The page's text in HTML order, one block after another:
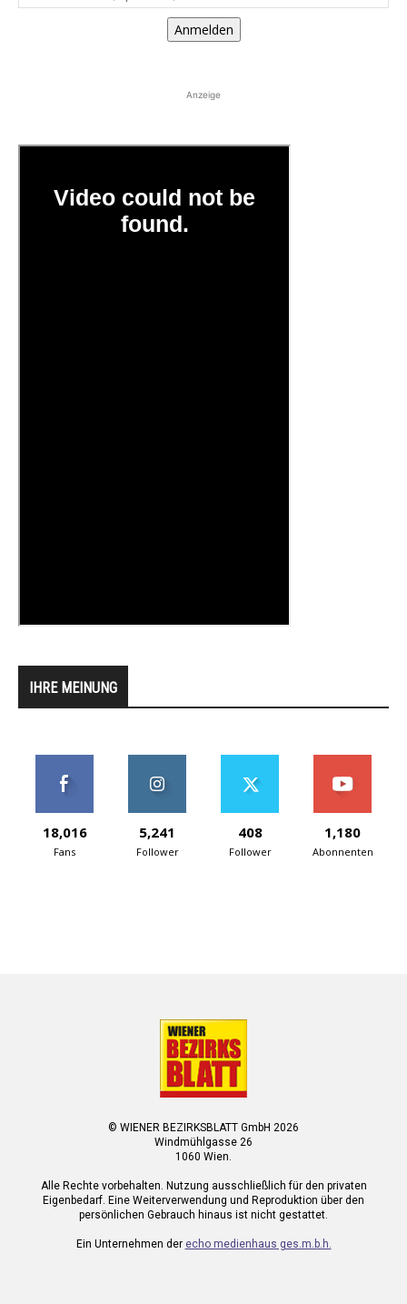
Anmelden
Anzeige
IHRE MEINUNG
18,016
Fans
5,241
Follower
408
Follower
1,180
Abonnenten
© WIENER BEZIRKSBLATT GmbH 2026
Windmühlgasse 26
1060 Wien.
Alle Rechte vorbehalten. Nutzung ausschließlich für den privaten
Eigenbedarf. Eine Weiterverwendung und Reproduktion über den
persönlichen Gebrauch hinaus ist nicht gestattet.
Ein Unternehmen der echo medienhaus ges.m.b.h.